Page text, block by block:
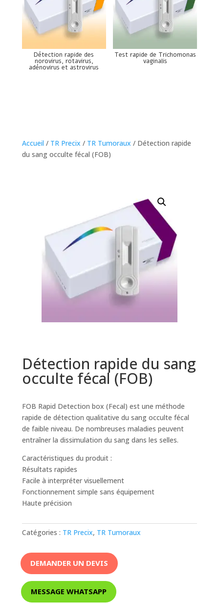
Détection rapide des
norovirus, rotavirus,
adénovirus et astrovirus
Test rapide de Trichomonas
vaginalis
Accueil / TR Precix / TR Tumoraux / Détection rapide
du sang occulte fécal (FOB)
Détection rapide du sang
occulte fécal (FOB)
FOB Rapid Detection box (Fecal) est une méthode
rapide de détection qualitative du sang occulte fécal
de faible niveau. De nombreuses maladies peuvent
entraîner la dissimulation du sang dans les selles.
Caractéristiques du produit :
Résultats rapides
Facile à interpréter visuellement
Fonctionnement simple sans équipement
Haute précision
Catégories : TR Precix, TR Tumoraux
DEMANDER UN DEVIS
MESSAGE WHATSAPP